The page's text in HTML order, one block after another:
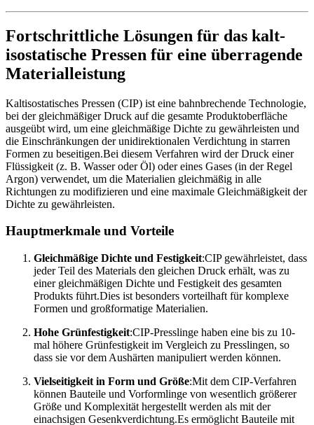
Fortschrittliche Lösungen für das kalt-
isostatische Pressen für eine überragende
Materialleistung
Kaltisostatisches Pressen (CIP) ist eine bahnbrechende Technologie,
bei der gleichmäßiger Druck auf die gesamte Produktoberfläche
ausgeübt wird, um eine gleichmäßige Dichte zu gewährleisten und
die Einschränkungen der unidirektionalen Verdichtung in starren
Formen zu beseitigen.Bei diesem Verfahren wird der Druck einer
Flüssigkeit (z. B. Wasser oder Öl) oder eines Gases (in der Regel
Argon) verwendet, um die Materialien gleichmäßig in alle
Richtungen zu modifizieren und eine maximale Gleichmäßigkeit der
Dichte zu gewährleisten.
Hauptmerkmale und Vorteile
Gleichmäßige Dichte und Festigkeit:CIP gewährleistet, dass
jeder Teil des Materials den gleichen Druck erhält, was zu
einer gleichmäßigen Dichte und Festigkeit des gesamten
Produkts führt.Dies ist besonders vorteilhaft für komplexe
Formen und großformatige Materialien.
Hohe Grünfestigkeit:CIP-Presslinge haben eine bis zu 10-
mal höhere Grünfestigkeit im Vergleich zu Presslingen, so
dass sie vor dem Aushärten manipuliert werden können.
Vielseitigkeit in Form und Größe:Mit dem CIP-Verfahren
können Bauteile und Vorformlinge von wesentlich größerer
Größe und Komplexität hergestellt werden als mit der
einachsigen Gesenkverdichtung.Es ermöglicht Bauteile mit